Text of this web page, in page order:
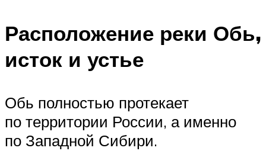
Расположение реки Обь,
исток и устье
Обь полностью протекает
по территории России, а именно
по Западной Сибири.